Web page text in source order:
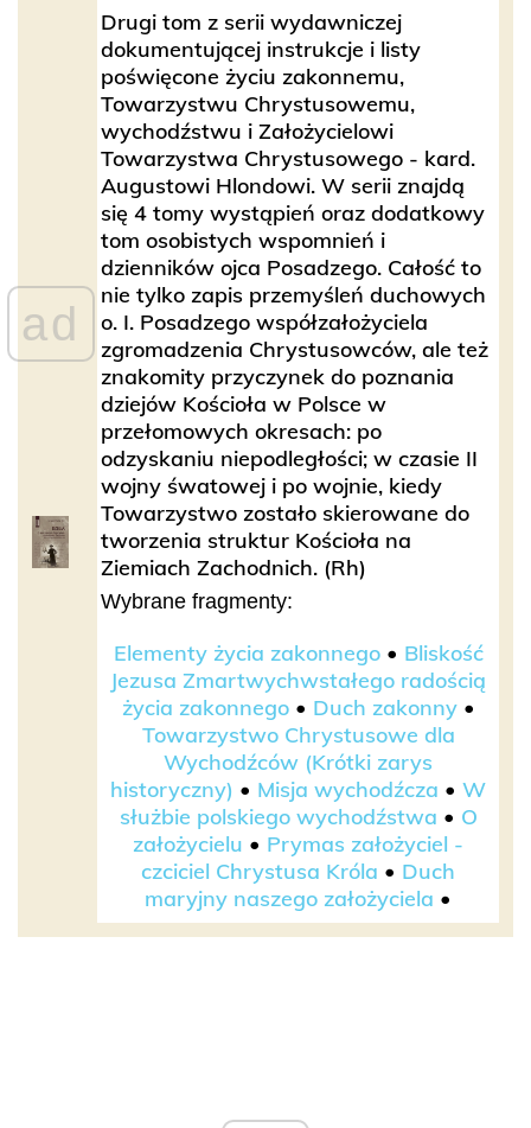
ad
Drugi tom z serii wydawniczej
dokumentującej instrukcje i listy
poświęcone życiu zakonnemu,
Towarzystwu Chrystusowemu,
wychodźstwu i Założycielowi
Towarzystwa Chrystusowego - kard.
Augustowi Hlondowi. W serii znajdą
się 4 tomy wystąpień oraz dodatkowy
tom osobistych wspomnień i
dzienników ojca Posadzego. Całość to
nie tylko zapis przemyśleń duchowych
o. I. Posadzego współzałożyciela
zgromadzenia Chrystusowców, ale też
znakomity przyczynek do poznania
dziejów Kościoła w Polsce w
przełomowych okresach: po
odzyskaniu niepodległości; w czasie II
wojny śwatowej i po wojnie, kiedy
Towarzystwo zostało skierowane do
tworzenia struktur Kościoła na
Ziemiach Zachodnich. (Rh)
Wybrane fragmenty:
Elementy życia zakonnego• Bliskość
Jezusa Zmartwychwstałego radością
życia zakonnego• Duch zakonny•
Towarzystwo Chrystusowe dla
Wychodźców (Krótki zarys
historyczny) • Misja wychodźcza • W
służbie polskiego wychodźstwa • O
założycielu • Prymas założyciel -
czciciel Chrystusa Króla • Duch
maryjny naszego założyciela •